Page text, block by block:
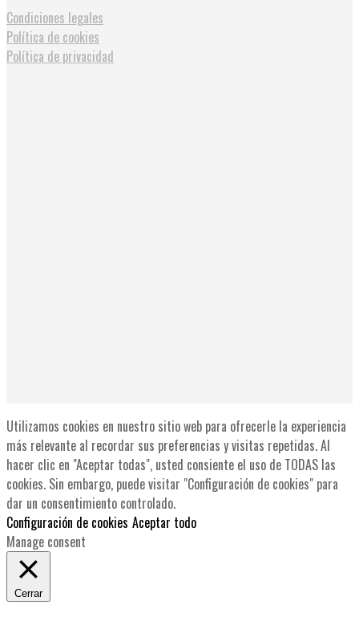
Condiciones legales
Política de cookies
Política de privacidad
Utilizamos cookies en nuestro sitio web para ofrecerle la experiencia
más relevante al recordar sus preferencias y visitas repetidas. Al
hacer clic en "Aceptar todas", usted consiente el uso de TODAS las
cookies. Sin embargo, puede visitar "Configuración de cookies" para
dar un consentimiento controlado.
Configuración de cookies Aceptar todo
Manage consent
Cerrar